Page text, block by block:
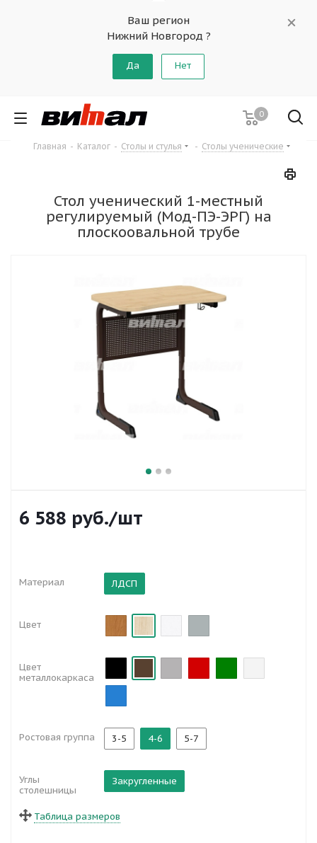
Ваш регион
Нижний Новгород ?
Да Нет
0
Главная - Каталог - Столы и стулья - Столы ученические
Стол ученический 1-местный
регулируемый (Мод-ПЭ-ЭРГ) на
плоскоовальной трубе
6 588 руб./шт
Материал ЛДСП
Цвет
Цвет
металлокаркаса
Ростовая группа 3-5 4-6 5-7
Углы
столешницы
Закругленные
Таблица размеров